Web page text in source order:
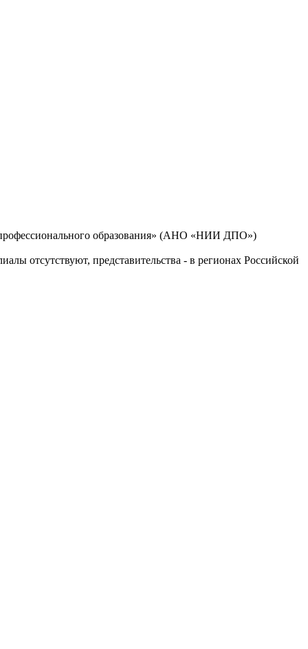
профессионального образования» (АНО «НИИ ДПО»)
отсутствуют, представительства - в регионах Российской